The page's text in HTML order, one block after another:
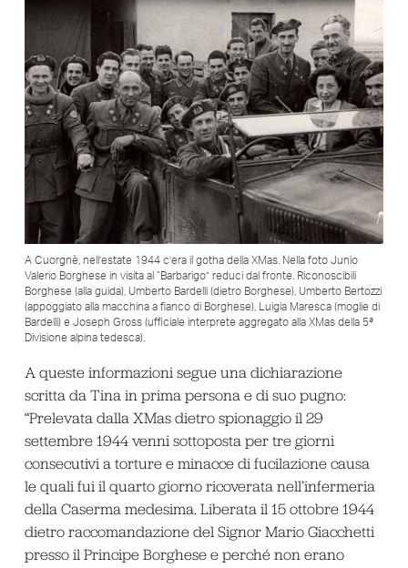
A Cuorgnè, nell’estate 1944 c’era il gotha della XMas. Nella foto Junio
Valerio Borghese in visita al “Barbarigo” reduci dal fronte. Riconoscibili
Borghese (alla guida), Umberto Bardelli (dietro Borghese), Umberto Bertozzi
(appoggiato alla macchina a fianco di Borghese), Luigia Maresca (moglie di
Bardelli) e Joseph Gross (ufficiale interprete aggregato alla XMas della 5ª
Divisione alpina tedesca).
A queste informazioni segue una dichiarazione
scritta da Tina in prima persona e di suo pugno:
“Prelevata dalla XMas dietro spionaggio il 29
settembre 1944 venni sottoposta per tre giorni
consecutivi a torture e minacce di fucilazione causa
le quali fui il quarto giorno ricoverata nell’infermeria
della Caserma medesima. Liberata il 15 ottobre 1944
dietro raccomandazione del Signor Mario Giacchetti
presso il Principe Borghese e perché non erano